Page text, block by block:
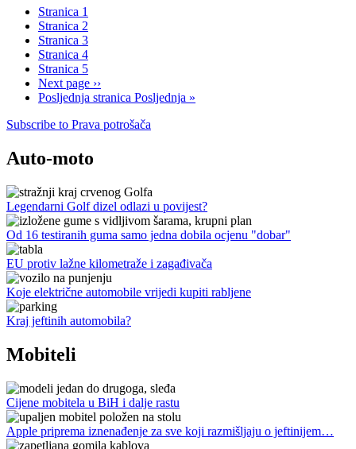
Stranica 1
Stranica 2
Stranica 3
Stranica 4
Stranica 5
Next page ››
Posljednja stranica Posljednja »
Subscribe to Prava potrošača
Auto-moto
Legendarni Golf dizel odlazi u povijest?
Od 16 testiranih guma samo jedna dobila ocjenu "dobar"
EU protiv lažne kilometraže i zagađivača
Koje električne automobile vrijedi kupiti rabljene
Kraj jeftinih automobila?
Mobiteli
Cijene mobitela u BiH i dalje rastu
Apple priprema iznenađenje za sve koji razmišljaju o jeftinijem…